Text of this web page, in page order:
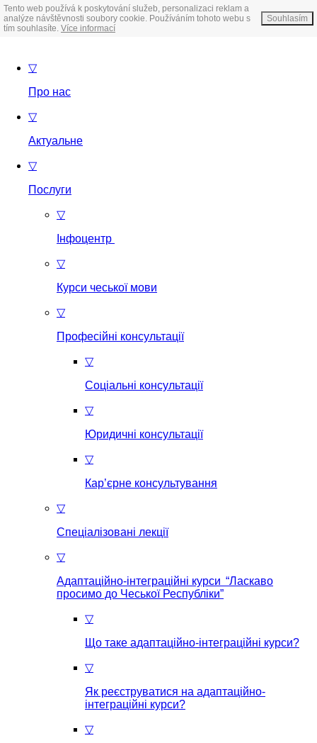
Tento web používá k poskytování služeb, personalizaci reklam a
analýze návštěvnosti soubory cookie. Používáním tohoto webu s
tím souhlasíte. Více informací
Souhlasím
▽
Про нас
▽
Актуальне
▽
Послуги
▽
Інфоцентр
▽
Курси чеської мови
▽
Професійні консультації
▽
Соціальні консультації
▽
Юридичні консультації
▽
Кар’єрне консультування
▽
Спеціалізовані лекції
▽
Адаптаційно-інтеграційні курси “Ласкаво
просимо до Чеської Республіки”
▽
Що таке aдаптаційно-інтеграційні курси?
▽
Як реєструватися на aдаптаційно-
інтеграційні курси?
▽